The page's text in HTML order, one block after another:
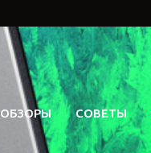
ОБЗОРЫ СОВЕТЫ